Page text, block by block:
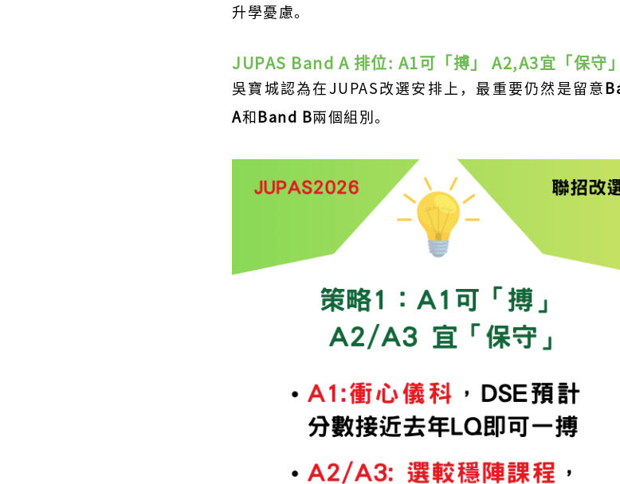
升學憂慮。
JUPAS Band A 排位: A1可「搏」 A2,A3宜「保守」
吳寶城認為 在JUPAS改選安排上， 最重要仍然是留意
A和 Band B兩個組別。